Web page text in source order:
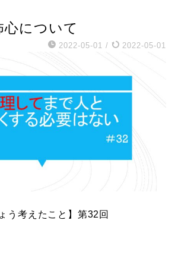
心について
2022-05-01 / 2022-05-01
う考えたこと】第32回